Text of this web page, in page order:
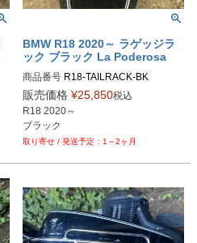
BMW R18 2020～ ラゲッジラ
ック ブラック La Poderosa
商品番号 R18-TAILRACK-BK
販売価格 ¥25,850税込
R18 2020～
ブラック
1～2ヶ月